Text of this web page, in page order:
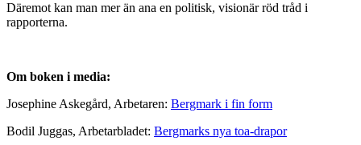
Däremot kan man mer än ana en politisk, visionär röd tråd i
rapporterna.
Om boken i media:
Josephine Askegård, Arbetaren: Bergmark i fin form
Bodil Juggas, Arbetarbladet: Bergmarks nya toa-drapor